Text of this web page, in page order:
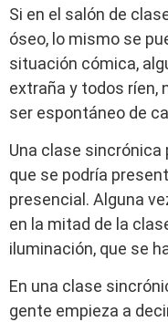
Si en el salón de
óseo, lo mismo se
situación cómica,
extraña y todos ríen,
ser espontáneo de
Una clase sincrónica
que se podría
presencial. Alguna
en la mitad de la
iluminación, que se
En una clase
gente empieza a